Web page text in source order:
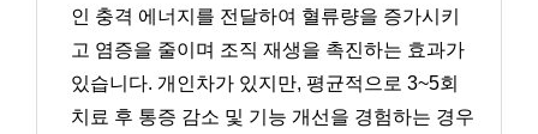
인 충격 에너지를 전달하여 혈류량을 증가시키
고 염증을 줄이며 조직 재생을 촉진하는 효과가
있습니다. 개인차가 있지만, 평균적으로 3~5회
치료 후 통증 감소 및 기능 개선을 경험하는 경우